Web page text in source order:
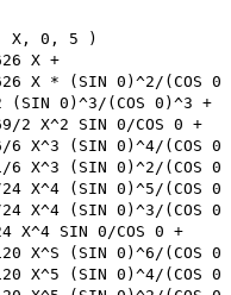
X, 0, 5 )
X +
X * (SIN 0)^2/(COS
(SIN 0)^3/(COS 0)^3 +
2 X^2 SIN 0/COS 0 +
6 X^3 (SIN 0)^4/(COS
6 X^3 (SIN 0)^2/(COS
X^4 (SIN 0)^5/(COS
X^4 (SIN 0)^3/(COS
X^4 SIN 0/COS 0 +
X^S (SIN 0)^6/(COS
X^5 (SIN 0)^4/(COS